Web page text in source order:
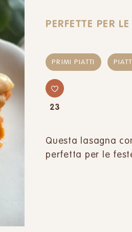
PERFETTE PER LE
PRIMI PIATTI
23
Questa lasagna
perfetta per le